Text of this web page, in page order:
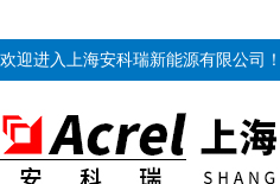
欢迎进入上海安科瑞新能源有限公司！